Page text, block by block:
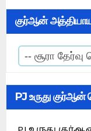
குர்ஆன்
PJ உருது குர்ஆன்